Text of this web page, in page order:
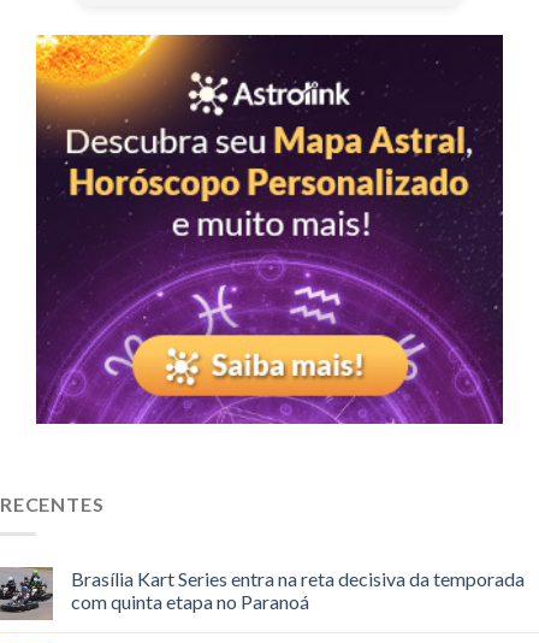
RECENTES
Brasília Kart Series entra na reta decisiva da temporada
com quinta etapa no Paranoá